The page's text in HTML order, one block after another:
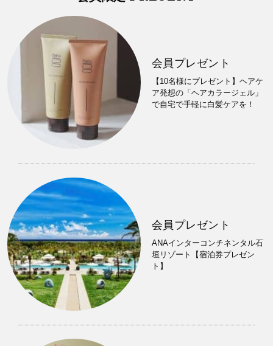
会員プレゼント
【10名様にプレゼント】ヘアケ
ア発想の「ヘアカラージェル」
で自宅で手軽に白髪ケアを！
会員プレゼント
ANAインターコンチネンタル石
垣リゾート【宿泊券プレゼン
ト】